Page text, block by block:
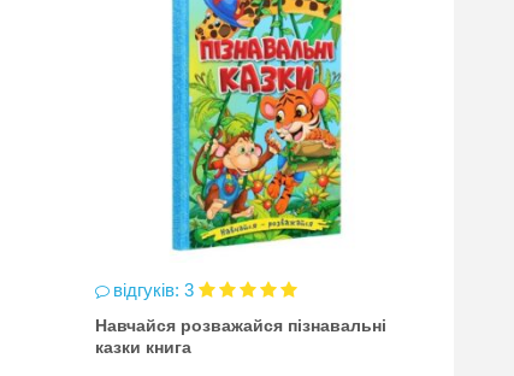
відгуків: 3
Навчайся розважайся пізнавальні
казки книга